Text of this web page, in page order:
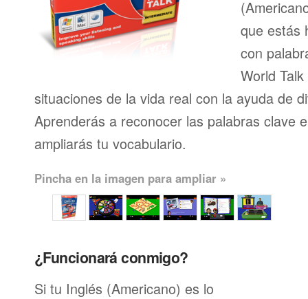
que estás
con
World
situaciones de la vida real con la ayuda de
Aprenderás a reconocer las palabras clave
ampliarás tu vocabulario.
Pincha en la imagen para ampliar »
¿Funcionará conmigo?
Si tu Inglés (Americano) es lo